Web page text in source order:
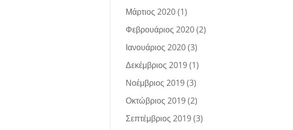
Μάρτιος 2020(1)
Φεβρουάριος 2020(2)
Ιανουάριος 2020(3)
Δεκέμβριος 2019(1)
Νοέμβριος 2019(3)
Οκτώβριος 2019(2)
Σεπτέμβριος 2019(3)